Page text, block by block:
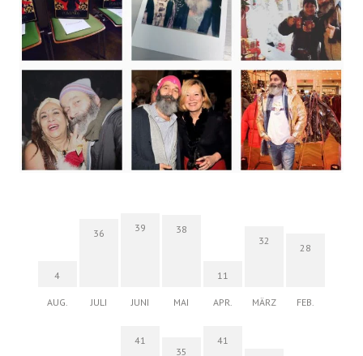
4
AUG.
36
JULI
39
JUNI
38
MAI
11
APR.
32
MÄRZ
28
FEB.
41
35
41